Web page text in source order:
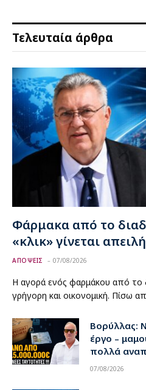
Τελευταία άρθρα
Φάρμακα από το
«κλικ» γίνεται
ΑΠΟΨΕΙΣ 07/08/2026
Η αγορά ενός φαρμάκου από το
γρήγορη και οικονομική. Πίσω
Βορύλλας:
έργο –
πολλά
07/08/2026